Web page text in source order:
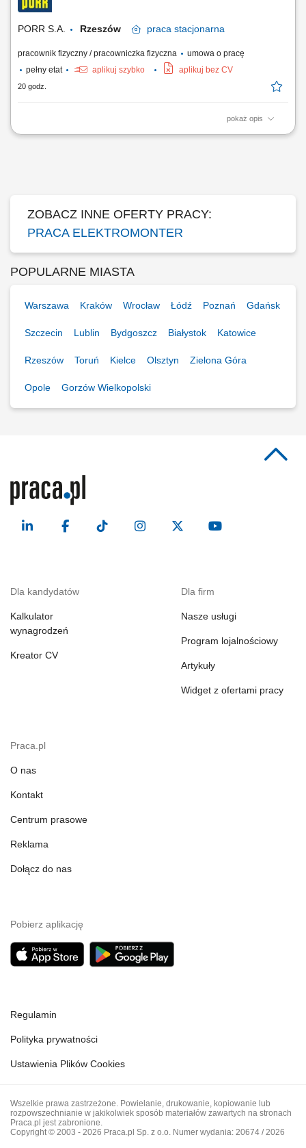
usuwanie usterek agregatów prądotwórczych, pomp odwadniających i
PORR S.A. Rzeszów praca stacjonarna
pracownik fizyczny / pracowniczka fizyczna
umowa o pracę
pełny etat
aplikuj szybko aplikuj bez CV
20 godz.
pokaż opis
Opis stanowiska: Prowadzenie bieżących prac serwisowych i
ZOBACZ INNE OFERTY PRACY:
PRACA ELEKTROMONTER
POPULARNE MIASTA
Warszawa Kraków Wrocław Łódź Poznań Gdańsk
Szczecin Lublin Bydgoszcz Białystok Katowice
Rzeszów Toruń Kielce Olsztyn Zielona Góra
Opole Gorzów Wielkopolski
Dla kandydatów
Kalkulator
wynagrodzeń
Kreator CV
Dla firm
Nasze usługi
Program lojalnościowy
Artykuły
Widget z ofertami pracy
Praca.pl
O nas
Kontakt
Centrum prasowe
Reklama
Dołącz do nas
Pobierz aplikację
Regulamin
Polityka prywatności
Ustawienia Plików Cookies
Wszelkie prawa zastrzeżone. Powielanie, drukowanie, kopiowanie lub
rozpowszechnianie w jakikolwiek sposób materiałów zawartych na stronach
Praca.pl jest zabronione.
Copyright © 2003 - 2026 Praca.pl Sp. z o.o. Numer wydania: 20674 / 2026